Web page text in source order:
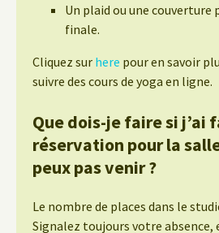
Un plaid ou une couverture
finale.
Cliquez sur here pour en savoir
suivre des cours de yoga en ligne.
Que dois-je faire si j’ai
réservation pour la
peux pas venir ?
Le nombre de places dans le
Signalez toujours votre absence,